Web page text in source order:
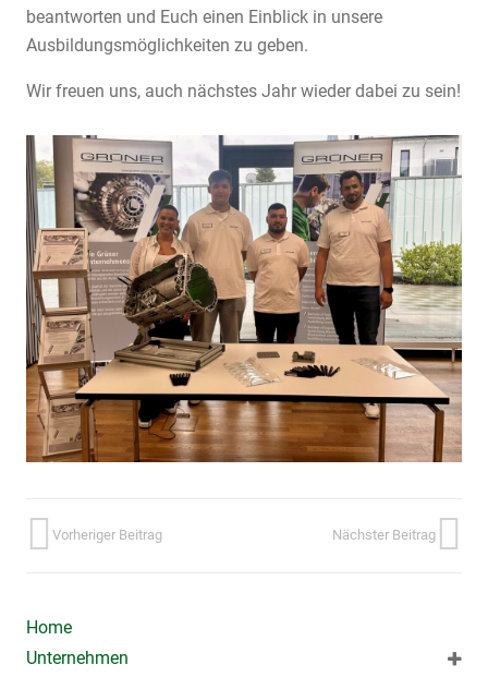
beantworten und Euch einen Einblick in unsere
Ausbildungsmöglichkeiten zu geben.
Wir freuen uns, auch nächstes Jahr wieder dabei zu sein!
Vorheriger Beitrag Nächster Beitrag
Home
Unternehmen